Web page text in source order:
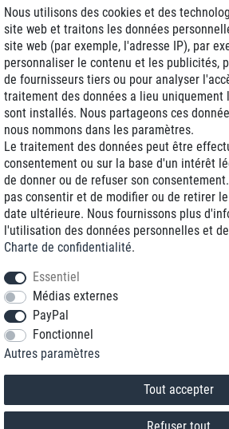
Livraison
Frais d'expédition
Reconditionnée
+33 1 70 99
* Vous pouvez nous joindre aux tarifs locaux du lundi
Nous utilisons des cookies et des
site web et traitons les données
site web (par exemple, l'adresse IP), par
personnaliser le contenu et les publicités,
de fournisseurs tiers ou pour analyser
traitement des données a lieu uniquement
sont installés. Nous partageons ces
nous nommons dans les paramètres.
Le traitement des données peut être
consentement ou sur la base d'un intérêt
de donner ou de refuser son
pas consentir et de modifier ou de retirer
date ultérieure. Nous fournissons plus
l'utilisation des données personnelles et
Charte de confidentialité.
Essentiel
Médias externes
PayPal
Fonctionnel
Autres paramètres
Tout accepter